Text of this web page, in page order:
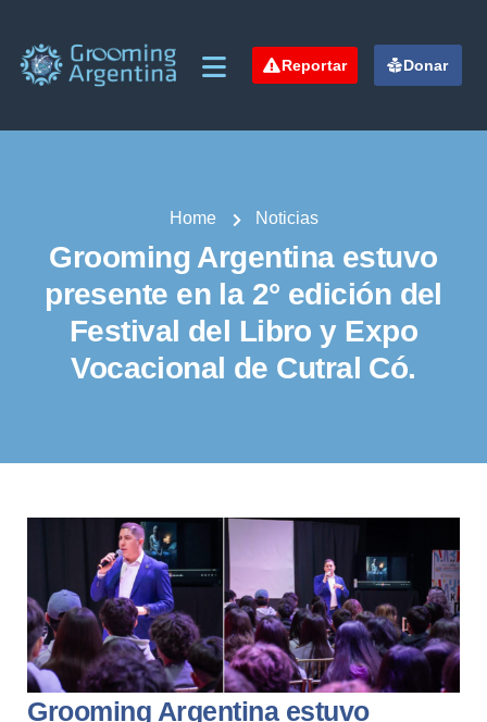
Reportar Donar
Home Noticias
Grooming Argentina estuvo
presente en la 2° edición del
Festival del Libro y Expo
Vocacional de Cutral Có.
Grooming Argentina estuvo